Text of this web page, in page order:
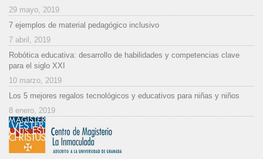
29 mayo, 2019
7 ejemplos de material pedagógico inclusivo
7 abril, 2019
Robótica educativa: desarrollo de habilidades y competencias clave
para el siglo XXI
10 marzo, 2019
Los 5 mejores regalos tecnológicos y educativos para niñas y niños
8 enero, 2019